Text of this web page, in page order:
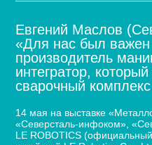
Евгений Маслов
«Для нас был важен
производитель
интегратор,
сварочный
14 мая на выставке
«Северсталь-инфоком»,
LE ROBOTICS